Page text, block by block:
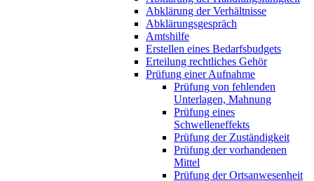
Abklärung der Verhältnisse
Abklärungsgespräch
Amtshilfe
Erstellen eines Bedarfsbudgets
Erteilung rechtliches Gehör
Prüfung einer Aufnahme
Prüfung von fehlenden
Unterlagen, Mahnung
Prüfung eines
Schwelleneffekts
Prüfung der Zuständigkeit
Prüfung der vorhandenen
Mittel
Prüfung der Ortsanwesenheit